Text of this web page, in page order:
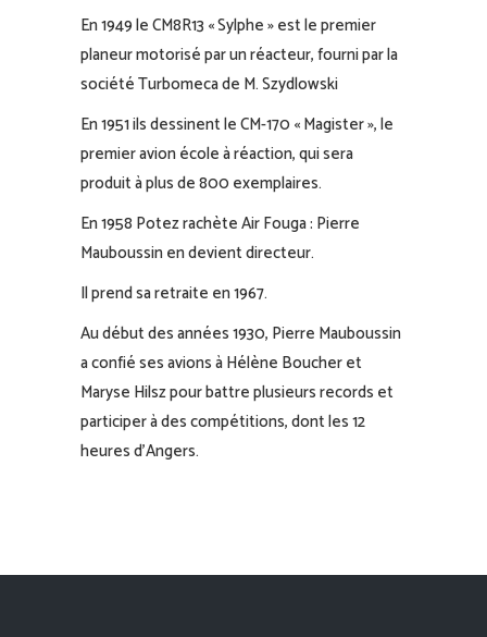
En 1949 le CM8R13 « Sylphe » est le premier
planeur motorisé par un réacteur, fourni par la
société Turbomeca de M. Szydlowski
En 1951 ils dessinent le CM-170 « Magister », le
premier avion école à réaction, qui sera
produit à plus de 800 exemplaires.
En 1958 Potez rachète Air Fouga : Pierre
Mauboussin en devient directeur.
Il prend sa retraite en 1967.
Au début des années 1930, Pierre Mauboussin
a confié ses avions à Hélène Boucher et
Maryse Hilsz pour battre plusieurs records et
participer à des compétitions, dont les 12
heures d’Angers.